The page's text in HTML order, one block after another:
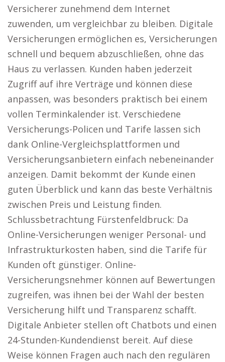
Versicherer zunehmend dem Internet
zuwenden, um vergleichbar zu bleiben. Digitale
Versicherungen ermöglichen es, Versicherungen
schnell und bequem abzuschließen, ohne das
Haus zu verlassen. Kunden haben jederzeit
Zugriff auf ihre Verträge und können diese
anpassen, was besonders praktisch bei einem
vollen Terminkalender ist. Verschiedene
Versicherungs-Policen und Tarife lassen sich
dank Online-Vergleichsplattformen und
Versicherungsanbietern einfach nebeneinander
anzeigen. Damit bekommt der Kunde einen
guten Überblick und kann das beste Verhältnis
zwischen Preis und Leistung finden.
Schlussbetrachtung Fürstenfeldbruck: Da
Online-Versicherungen weniger Personal- und
Infrastrukturkosten haben, sind die Tarife für
Kunden oft günstiger. Online-
Versicherungsnehmer können auf Bewertungen
zugreifen, was ihnen bei der Wahl der besten
Versicherung hilft und Transparenz schafft.
Digitale Anbieter stellen oft Chatbots und einen
24-Stunden-Kundendienst bereit. Auf diese
Weise können Fragen auch nach den regulären